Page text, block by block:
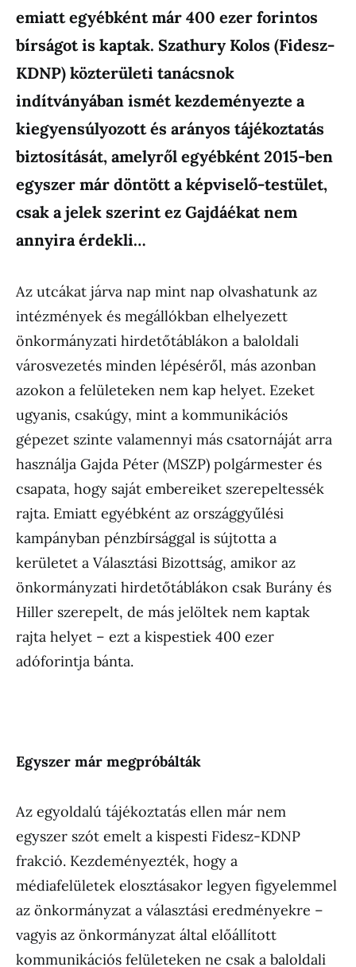
emiatt egyébként már 400 ezer forintos
bírságot is kaptak. Szathury Kolos (Fidesz-
KDNP) közterületi tanácsnok
indítványában ismét kezdeményezte a
kiegyensúlyozott és arányos tájékoztatás
biztosítását, amelyről egyébként 2015-ben
egyszer már döntött a képviselő-testület,
csak a jelek szerint ez Gajdáékat nem
annyira érdekli…
Az utcákat járva nap mint nap olvashatunk az
intézmények és megállókban elhelyezett
önkormányzati hirdetőtáblákon a baloldali
városvezetés minden lépéséről, más azonban
azokon a felületeken nem kap helyet. Ezeket
ugyanis, csakúgy, mint a kommunikációs
gépezet szinte valamennyi más csatornáját arra
használja Gajda Péter (MSZP) polgármester és
csapata, hogy saját embereiket szerepeltessék
rajta. Emiatt egyébként az országgyűlési
kampányban pénzbírsággal is sújtotta a
kerületet a Választási Bizottság, amikor az
önkormányzati hirdetőtáblákon csak Burány és
Hiller szerepelt, de más jelöltek nem kaptak
rajta helyet – ezt a kispestiek 400 ezer
adóforintja bánta.
Egyszer már megpróbálták
Az egyoldalú tájékoztatás ellen már nem
egyszer szót emelt a kispesti Fidesz-KDNP
frakció. Kezdeményezték, hogy a
médiafelületek elosztásakor legyen figyelemmel
az önkormányzat a választási eredményekre –
vagyis az önkormányzat által előállított
kommunikációs felületeken ne csak a baloldali